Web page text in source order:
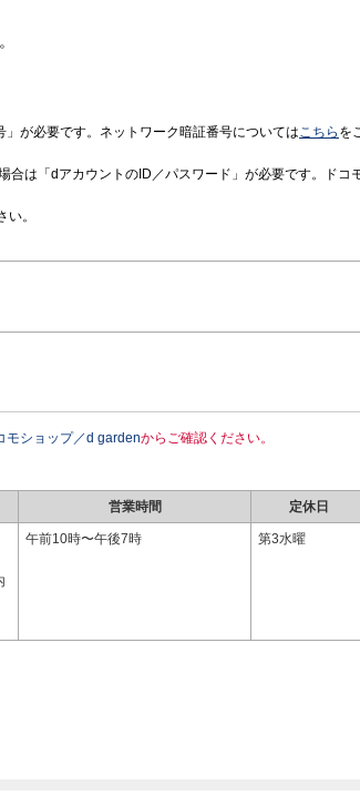
が必要です。ネットワーク暗証番号についてはこちら を
合は「dアカウントのID／パスワード」が必要です。ドコ
い。
モショップ／d gardenからご確認ください。
営業時間 定休日
午前10時〜午後7時 第3水曜